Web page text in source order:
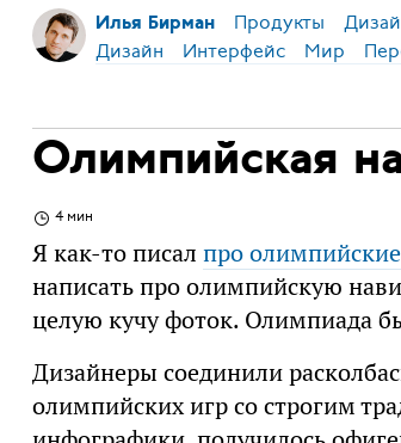
Илья Бирман Продукты
Дизайн Интерфейс Мир
Олимпийская
4 мин
Я как-то писал про
написать про олимпийскую
целую кучу фоток. Олимпиада
Дизайнеры соединили
олимпийских игр со строгим